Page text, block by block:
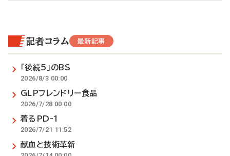
記者コラム 最新記事
「後続5」のBS
2026/8/3 00:00
GLPフレンドリー食品
2026/7/28 00:00
着るPD-1
2026/7/21 11:52
献血と技術革新